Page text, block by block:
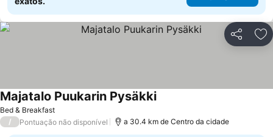
Partilhar
Bed & Breakfast
Majatalo Puukarin Pysäkki
/ Pontuação não disponível a 30.4 km de Centro da cidade